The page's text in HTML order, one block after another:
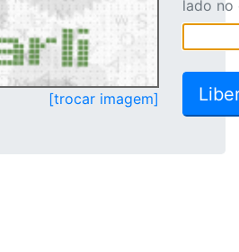
[trocar imagem]
lado no